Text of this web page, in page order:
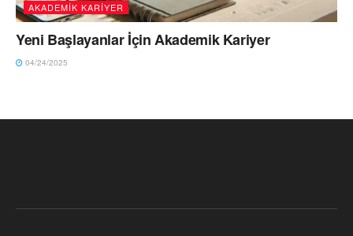
AKADEMİK KARİYER
Yeni Başlayanlar İçin Akademik Kariyer
04/24/2025